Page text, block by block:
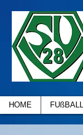
HOME FUßBALL